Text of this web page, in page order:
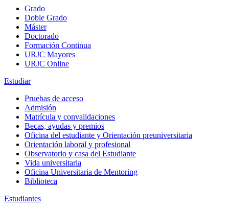
Grado
Doble Grado
Máster
Doctorado
Formación Continua
URJC Mayores
URJC Online
Estudiar
Pruebas de acceso
Admisión
Matrícula y convalidaciones
Becas, ayudas y premios
Oficina del estudiante y Orientación preuniversitaria
Orientación laboral y profesional
Observatorio y casa del Estudiante
Vida universitaria
Oficina Universitaria de Mentoring
Biblioteca
Estudiantes